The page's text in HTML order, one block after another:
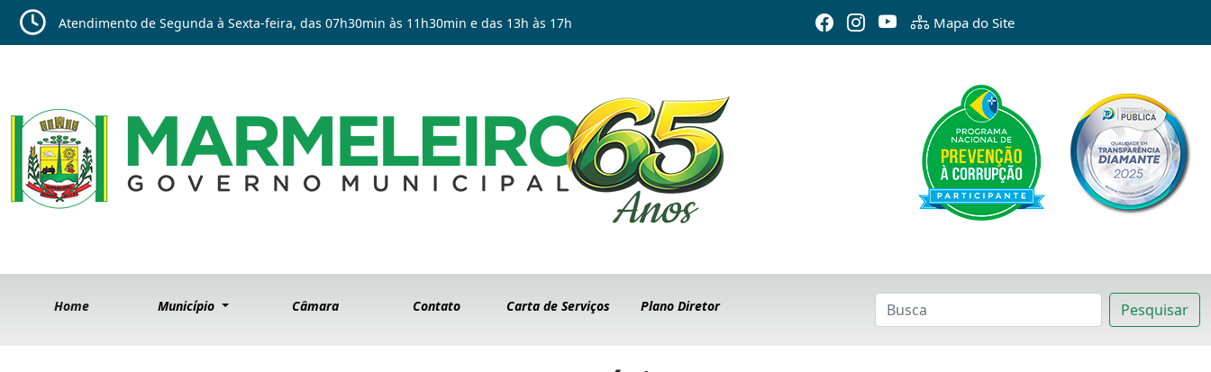
Atendimento de Segunda à Sexta-feira, das 07h30min às 11h30min e das 13h às 17h Mapa do Site
Home Município Câmara Contato Carta de Serviços Plano Diretor Pesquisar